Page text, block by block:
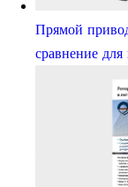
Прямой
сравнение для